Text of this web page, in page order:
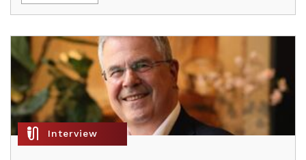
mic_external_on Interview